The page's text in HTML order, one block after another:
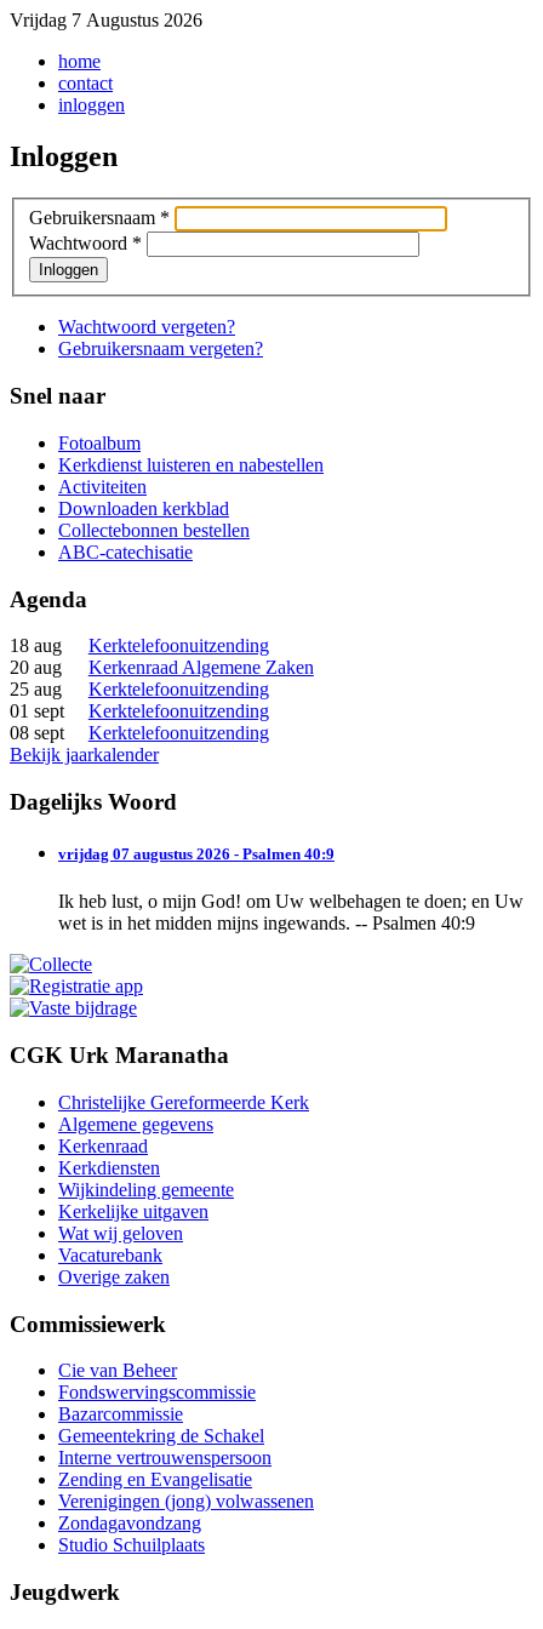
Vrijdag 7 Augustus 2026
home
contact
inloggen
Inloggen
Gebruikersnaam *
Wachtwoord *
Inloggen
Wachtwoord vergeten?
Gebruikersnaam vergeten?
Snel naar
Fotoalbum
Kerkdienst luisteren en nabestellen
Activiteiten
Downloaden kerkblad
Collectebonnen bestellen
ABC-catechisatie
Agenda
18 aug
Kerktelefoonuitzending
20 aug
Kerkenraad Algemene Zaken
25 aug
Kerktelefoonuitzending
01 sept
Kerktelefoonuitzending
08 sept
Kerktelefoonuitzending
Bekijk jaarkalender
Dagelijks Woord
vrijdag 07 augustus 2026 - Psalmen 40:9
Ik heb lust, o mijn God! om Uw welbehagen te doen; en Uw
wet is in het midden mijns ingewands. -- Psalmen 40:9
CGK Urk Maranatha
Christelijke Gereformeerde Kerk
Algemene gegevens
Kerkenraad
Kerkdiensten
Wijkindeling gemeente
Kerkelijke uitgaven
Wat wij geloven
Vacaturebank
Overige zaken
Commissiewerk
Cie van Beheer
Fondswervingscommissie
Bazarcommissie
Gemeentekring de Schakel
Interne vertrouwenspersoon
Zending en Evangelisatie
Verenigingen (jong) volwassenen
Zondagavondzang
Studio Schuilplaats
Jeugdwerk